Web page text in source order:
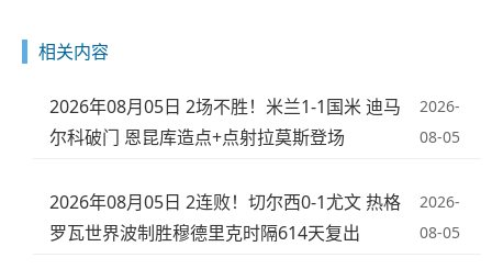
相关内容
2026年08月05日 2场不胜！米兰1-1国米 迪马
尔科破门 恩昆库造点+点射拉莫斯登场
2026-
08-05
2026年08月05日 2连败！切尔西0-1尤文 热格
罗瓦世界波制胜穆德里克时隔614天复出
2026-
08-05